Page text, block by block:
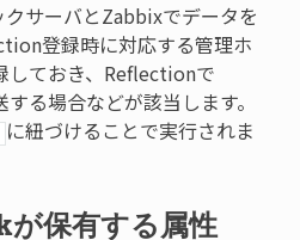
サーバとZabbixでデータを
登録時に対応する管理ホ
しておき、Reflectionで
る場合などが該当します。
に紐づけることで実行されま
保有する属性